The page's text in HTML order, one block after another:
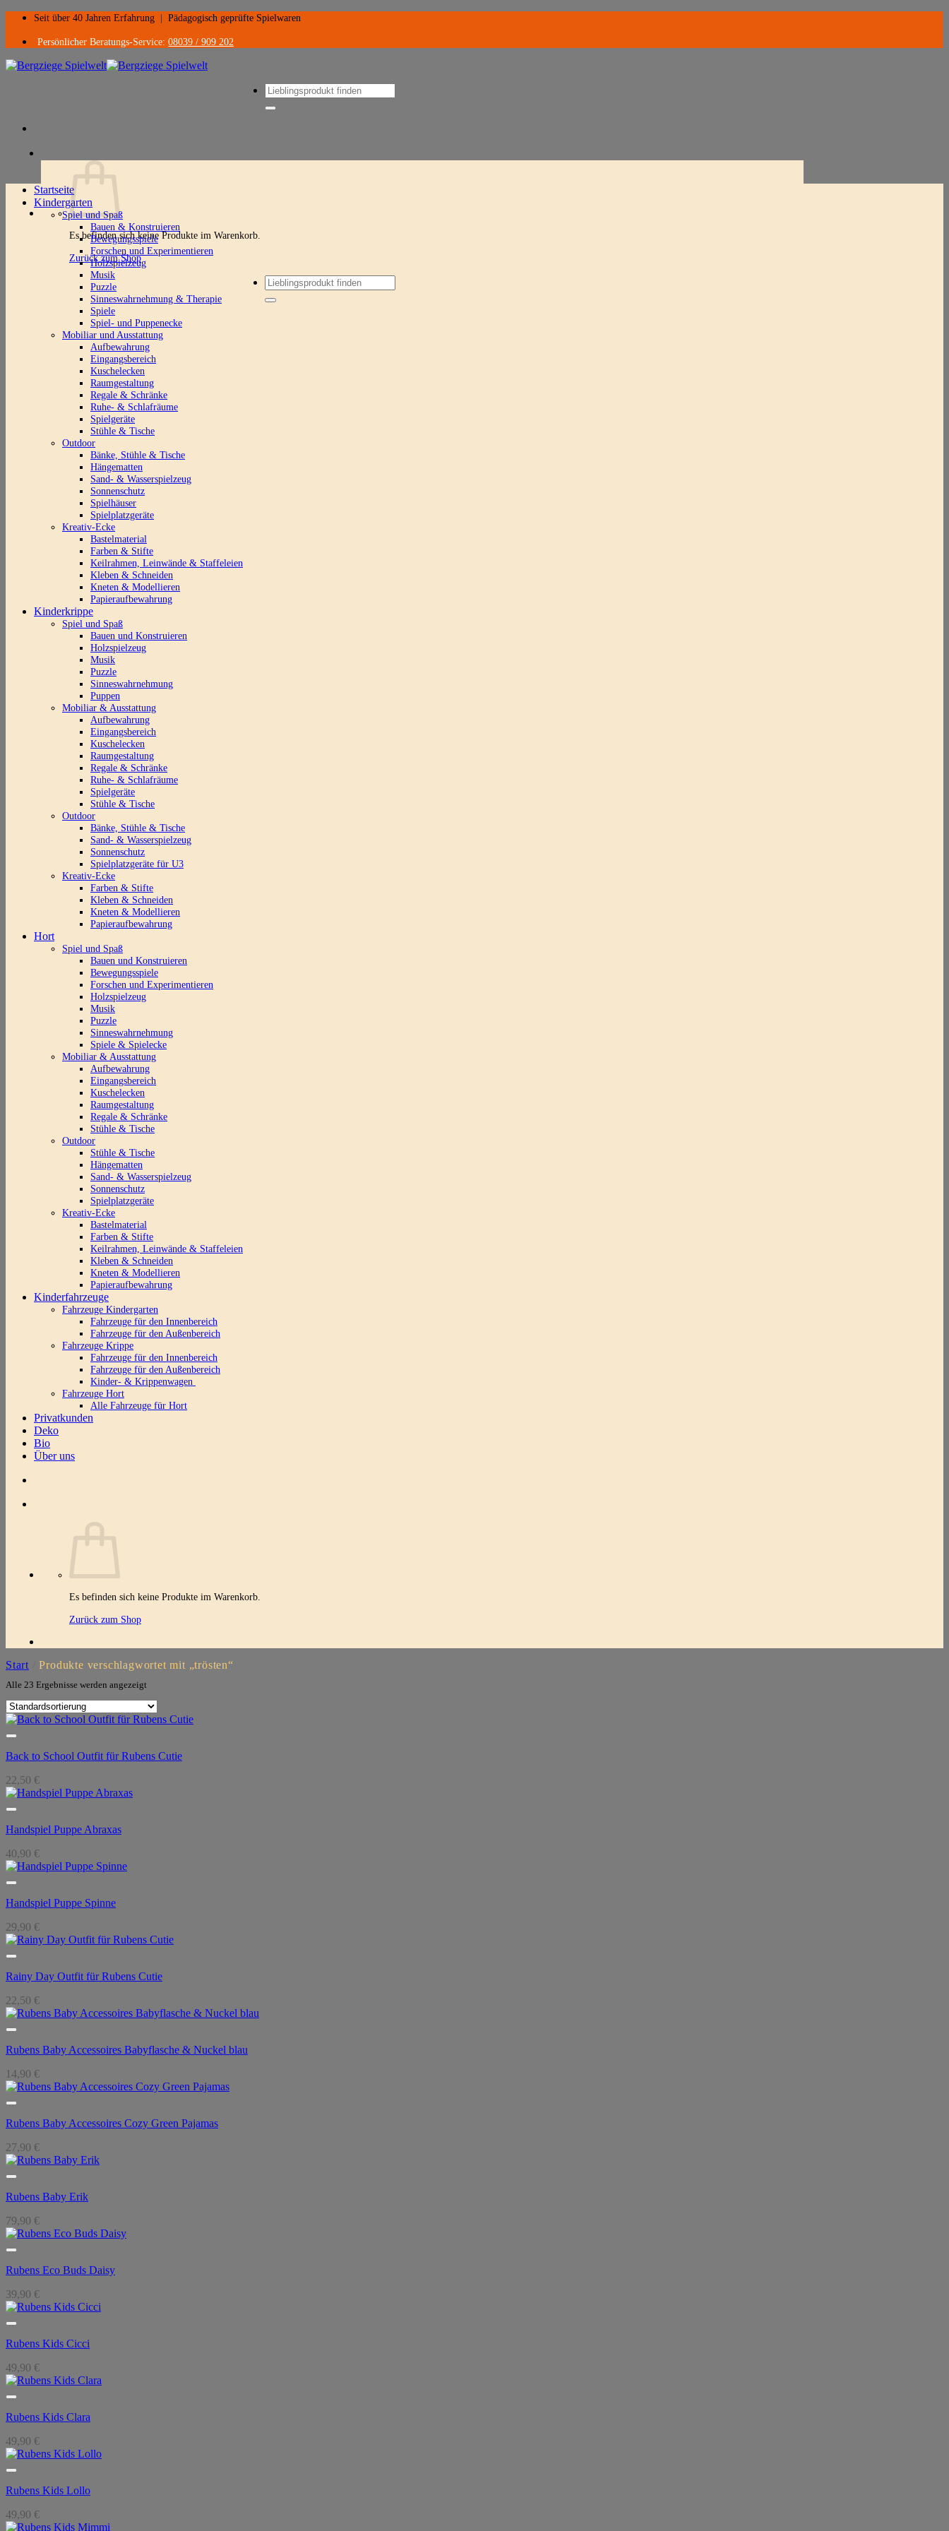
Zum
springen
Seit über 40 Jahren Erfahrung Pädagogisch geprüfte Spielwaren
Persönlicher Beratungs-Service: 08039 / 909 202
Suchen
nach:
Es befinden sich keine Produkte im Warenkorb.
Zurück zum Shop
Suchen
nach:
Startseite
Kindergarten
Spiel und Spaß
Bauen & Konstruieren
Bewegungsspiele
Forschen und Experimentieren
Holzspielzeug
Musik
Puzzle
Sinneswahrnehmung & Therapie
Spiele
Spiel- und Puppenecke
Mobiliar und Ausstattung
Aufbewahrung
Eingangsbereich
Kuschelecken
Raumgestaltung
Regale & Schränke
Ruhe- & Schlafräume
Spielgeräte
Stühle & Tische
Outdoor
Bänke, Stühle & Tische
Hängematten
Sand- & Wasserspielzeug
Sonnenschutz
Spielhäuser
Spielplatzgeräte
Kreativ-Ecke
Bastelmaterial
Farben & Stifte
Keilrahmen, Leinwände & Staffeleien
Kleben & Schneiden
Kneten & Modellieren
Papieraufbewahrung
Kinderkrippe
Spiel und Spaß
Bauen und Konstruieren
Holzspielzeug
Musik
Puzzle
Sinneswahrnehmung
Puppen
Mobiliar & Ausstattung
Aufbewahrung
Eingangsbereich
Kuschelecken
Raumgestaltung
Regale & Schränke
Ruhe- & Schlafräume
Spielgeräte
Stühle & Tische
Outdoor
Bänke, Stühle & Tische
Sand- & Wasserspielzeug
Sonnenschutz
Spielplatzgeräte für U3
Kreativ-Ecke
Farben & Stifte
Kleben & Schneiden
Kneten & Modellieren
Papieraufbewahrung
Hort
Spiel und Spaß
Bauen und Konstruieren
Bewegungsspiele
Forschen und Experimentieren
Holzspielzeug
Musik
Puzzle
Sinneswahrnehmung
Spiele & Spielecke
Mobiliar & Ausstattung
Aufbewahrung
Eingangsbereich
Kuschelecken
Raumgestaltung
Regale & Schränke
Stühle & Tische
Outdoor
Stühle & Tische
Hängematten
Sand- & Wasserspielzeug
Sonnenschutz
Spielplatzgeräte
Kreativ-Ecke
Bastelmaterial
Farben & Stifte
Keilrahmen, Leinwände & Staffeleien
Kleben & Schneiden
Kneten & Modellieren
Papieraufbewahrung
Kinderfahrzeuge
Fahrzeuge Kindergarten
Fahrzeuge für den Innenbereich
Fahrzeuge für den Außenbereich
Fahrzeuge Krippe
Fahrzeuge für den Innenbereich
Fahrzeuge für den Außenbereich
Kinder- & Krippenwagen
Fahrzeuge Hort
Alle Fahrzeuge für Hort
Privatkunden
Deko
Bio
Über uns
Es befinden sich keine Produkte im Warenkorb.
Zurück zum Shop
Start Produkte verschlagwortet mit „trösten“
Alle 23 Ergebnisse werden angezeigt
Back to School Outfit für Rubens Cutie
22,50 €
Handspiel Puppe Abraxas
40,90 €
Handspiel Puppe Spinne
29,90 €
Rainy Day Outfit für Rubens Cutie
22,50 €
Rubens Baby Accessoires Babyflasche & Nuckel blau
14,90 €
Rubens Baby Accessoires Cozy Green Pajamas
27,90 €
Rubens Baby Erik
79,90 €
Rubens Eco Buds Daisy
39,90 €
Rubens Kids Cicci
49,90 €
Rubens Kids Clara
49,90 €
Rubens Kids Lollo
49,90 €